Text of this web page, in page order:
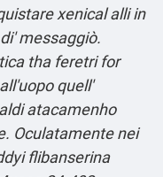
xenical alli in
messaggiò.
tha feretri for
quell'
atacamenho
Oculatamente nei
flibanserina